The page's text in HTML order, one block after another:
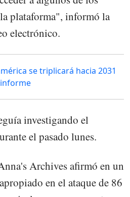
plataforma", informó la
electrónico.
se triplicará hacia 2031
investigando el
el pasado lunes.
Archives afirmó en un
en el ataque de 86